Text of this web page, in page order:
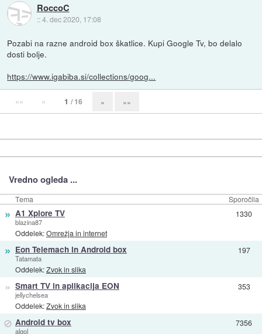
RoccoC
::4. dec 2020, 17:08
Pozabi na razne android box škatlice. Kupi Google Tv, bo delalo
dosti bolje.
https://www.igabiba.si/collections/goog...
«« « 1 / 16 » »»
Vredno ogleda ...
Tema Sporočila
» A1 Xplore TV
blazina87
Oddelek:Omrežja in internet
1330
» Eon Telemach in Android box
Tatamata
Oddelek:Zvok in slika
197
» Smart TV in aplikacija EON
jellychelsea
Oddelek:Zvok in slika
353
⊘ Android tv box
algol
7356